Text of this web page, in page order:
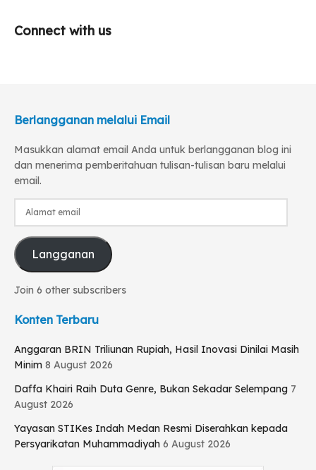
Connect with us
Berlangganan melalui Email
Masukkan alamat email Anda untuk berlangganan blog ini
dan menerima pemberitahuan tulisan-tulisan baru melalui
email.
Alamat
Langganan
Join 6 other subscribers
Konten Terbaru
Anggaran BRIN Triliunan Rupiah, Hasil Inovasi Dinilai Masih
Minim 8 August 2026
Daffa Khairi Raih Duta Genre, Bukan Sekadar Selempang 7
August 2026
Yayasan STIKes Indah Medan Resmi Diserahkan kepada
Persyarikatan Muhammadiyah 6 August 2026